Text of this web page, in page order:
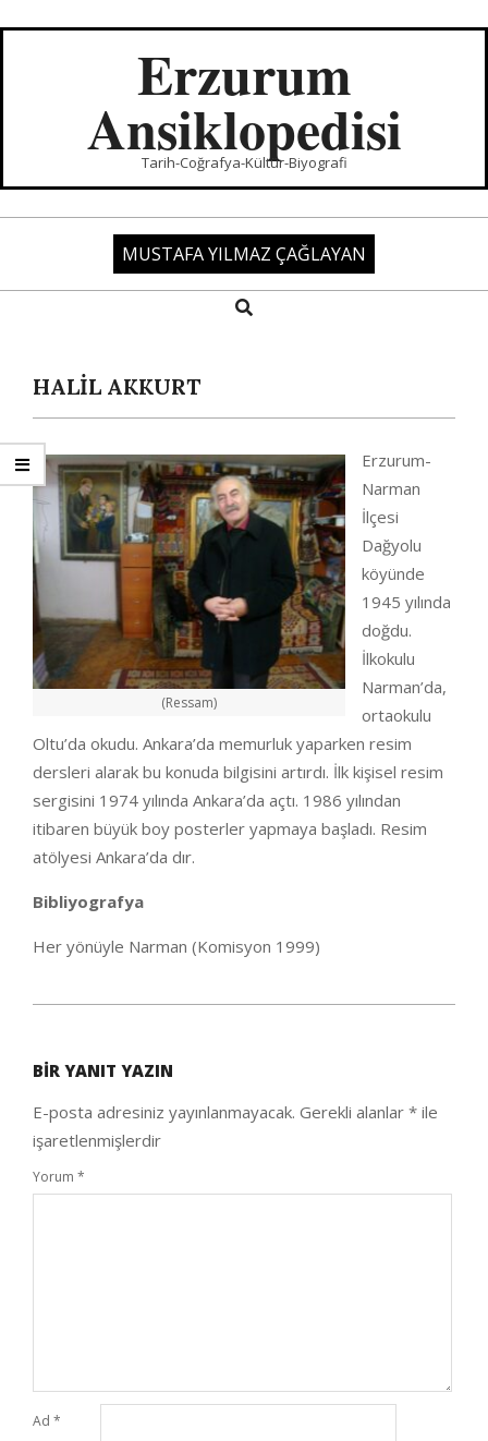
Erzurum
Ansiklopedisi
Tarih-Coğrafya-Kültür-Biyografi
MUSTAFA YILMAZ ÇAĞLAYAN
Search
HALİL AKKURT
(Ressam)
Erzurum-
Narman
İlçesi
Dağyolu
köyünde
1945 yılında
doğdu.
İlkokulu
Narman’da,
ortaokulu
Oltu’da okudu. Ankara’da memurluk yaparken resim
dersleri alarak bu konuda bilgisini artırdı. İlk kişisel resim
sergisini 1974 yılında Ankara’da açtı. 1986 yılından
itibaren büyük boy posterler yapmaya başladı. Resim
atölyesi Ankara’da dır.
Bibliyografya
Her yönüyle Narman (Komisyon 1999)
04
BIR YANIT YAZIN
E-posta adresiniz yayınlanmayacak. Gerekli alanlar * ile
işaretlenmişlerdir
Yorum *
Ad *